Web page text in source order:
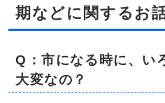
期などに関するお話
Q：市になる時に、い
大変なの？